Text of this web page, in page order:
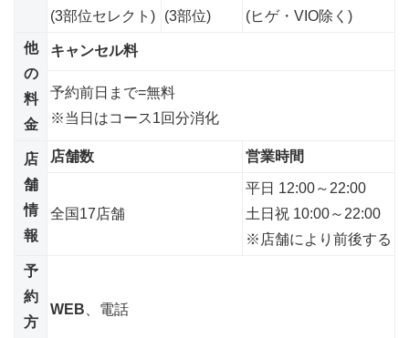
(3部位セレクト)
(3部位)
(ヒゲ・VIO除く)
他
の
料
金
キャンセル料
予約前日まで=無料
※当日はコース1回分消化
店
舗
情
報
店舗数 営業時間
全国17店舗
平日 12:00～22:00
土日祝 10:00～22:00
※店舗により前後する
予
約
方
WEB 、電話